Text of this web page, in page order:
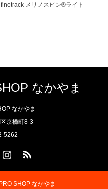
finetrack メリノスピン®ライト
なかやま
なかやま
京橋町8-3
5262
SHOP なかやま